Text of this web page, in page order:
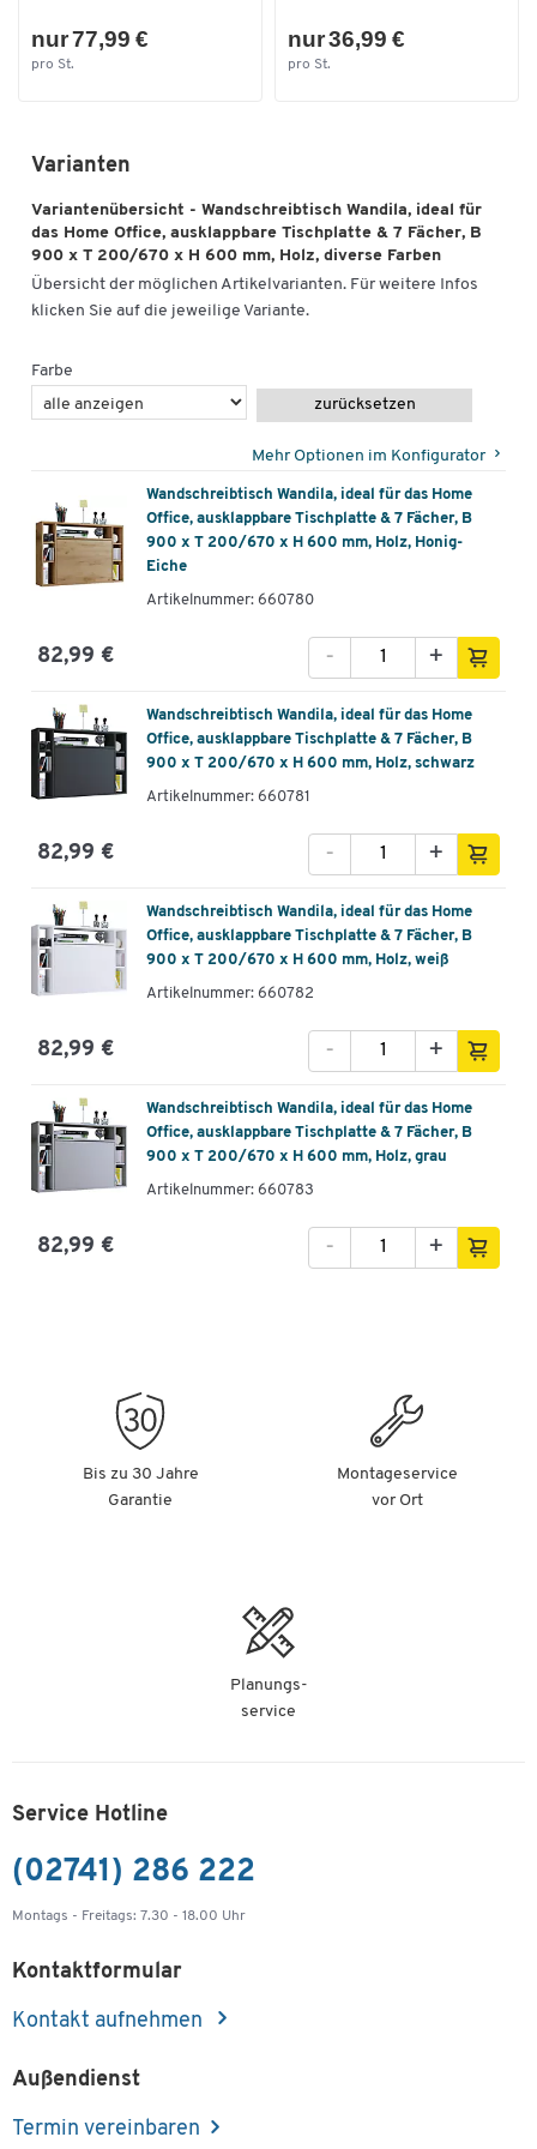
nur 77,99 €
pro St.
nur 36,99 €
pro St.
Varianten
Variantenübersicht - Wandschreibtisch Wandila, ideal für
das Home Office, ausklappbare Tischplatte & 7 Fächer, B
900 x T 200/670 x H 600 mm, Holz, diverse Farben
Übersicht der möglichen Artikelvarianten. Für weitere Infos
klicken Sie auf die jeweilige Variante.
Farbe
zurücksetzen
Mehr Optionen im Konfigurator
Wandschreibtisch Wandila, ideal für das Home
Office, ausklappbare Tischplatte & 7 Fächer, B
900 x T 200/670 x H 600 mm, Holz, Honig-
Eiche
Artikelnummer: 660780
82,99 € +
-
Wandschreibtisch Wandila, ideal für das Home
Office, ausklappbare Tischplatte & 7 Fächer, B
900 x T 200/670 x H 600 mm, Holz, schwarz
Artikelnummer: 660781
82,99 € +
-
Wandschreibtisch Wandila, ideal für das Home
Office, ausklappbare Tischplatte & 7 Fächer, B
900 x T 200/670 x H 600 mm, Holz, weiß
Artikelnummer: 660782
82,99 € +
-
Wandschreibtisch Wandila, ideal für das Home
Office, ausklappbare Tischplatte & 7 Fächer, B
900 x T 200/670 x H 600 mm, Holz, grau
Artikelnummer: 660783
82,99 € +
-
Bis zu 30 Jahre
Garantie
Montageservice
vor Ort
Planungs-
service
Service Hotline
(02741) 286 222
Montags - Freitags: 7.30 - 18.00 Uhr
Kontaktformular
Kontakt aufnehmen
Außendienst
Termin vereinbaren